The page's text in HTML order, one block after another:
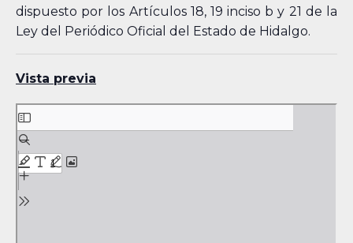
dispuesto por los Artículos 18, 19 inciso b y 21 de la
Ley del Periódico Oficial del Estado de Hidalgo.
Vista previa
Skip
to
PDF
content